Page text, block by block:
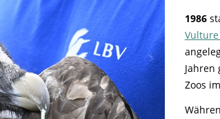
Biologische Vielfalt
Naturverträgliche Energiewende
Atomkraft
Flächenversiegelung
Wald und Forstwirtschaft
Life-Projekt Keiljungfer
Life-Projekt Kalktuffquellen
Life-Projekt Rohrdommel
Burkina Faso
Vogelmord
Gobibär
Kuckuck
Wiesenweihen schützen
Weißstorch-
FAQs
Achtsamkeit &
Vogelbeobachtung
1986
Jahren
Zoos